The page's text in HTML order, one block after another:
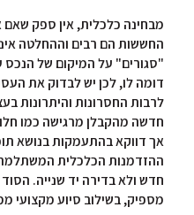
מבחינה כלכלית, אין ספק שאם
החששות הם רבים וההחלטה
"סגורים" על המיקום של הנכס
דומה לו, לכן יש לבדוק את
לרבות החסרונות והיתרונות
חדשה מהקבלן מרגישה כמו
אך דווקא בהתעמקות בנושא
ההזדמנות הכלכלית
חדש ולא בדירה יד שנייה.
מספיק, בשילוב סיוע מקצועי